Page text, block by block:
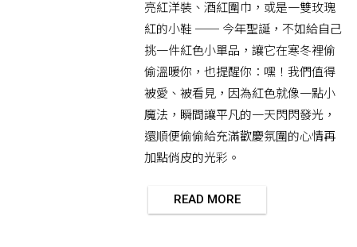
亮紅洋裝、酒紅圍巾，或是一雙玫瑰
紅的小鞋 ── 今年聖誕，不如給自己
挑一件紅色小單品，讓它在寒冬裡偷
偷溫暖你，也提醒你：嘿！我們值得
被愛、被看見，因為紅色就像一點小
魔法，瞬間讓平凡的一天閃閃發光，
還順便偷偷給充滿歡慶氛圍的心情再
加點俏皮的光彩。
READ MORE